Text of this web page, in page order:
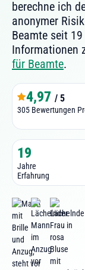
berechne ich
anonymer
Beamte seit
Informationen
für Beamte.
4,97 / 5
305 Bewertungen
19
Jahre
Erfahrung